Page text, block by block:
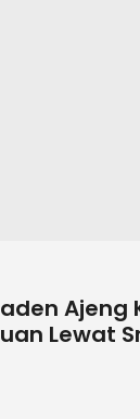
Ajeng
Lewat